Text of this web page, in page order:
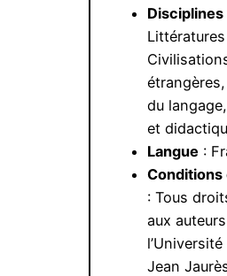
Disciplines
du
et
Langue :
Conditions
: Tous
aux
Jean